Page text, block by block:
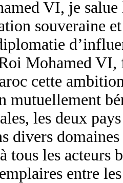
VI, je
souveraine
Mohamed VI,
cette
mutuellement
les deux
divers
tous les
entre